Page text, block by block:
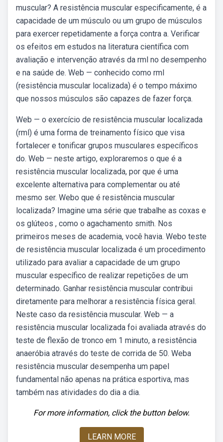
muscular? A resistência muscular especificamente, é a
capacidade de um músculo ou um grupo de músculos
para exercer repetidamente a força contra a. Verificar
os efeitos em estudos na literatura científica com
avaliação e intervenção através da rml no desempenho
e na saúde de. Web — conhecido como rml
(resistência muscular localizada) é o tempo máximo
que nossos músculos são capazes de fazer força.
Web — o exercício de resistência muscular localizada
(rml) é uma forma de treinamento físico que visa
fortalecer e tonificar grupos musculares específicos
do. Web — neste artigo, exploraremos o que é a
resistência muscular localizada, por que é uma
excelente alternativa para complementar ou até
mesmo ser. Webo que é resistência muscular
localizada? Imagine uma série que trabalhe as coxas e
os glúteos , como o agachamento smith. Nos
primeiros meses de academia, você havia. Webo teste
de resistência muscular localizada é um procedimento
utilizado para avaliar a capacidade de um grupo
muscular específico de realizar repetições de um
determinado. Ganhar resistência muscular contribui
diretamente para melhorar a resistência física geral.
Neste caso da resistência muscular. Web — a
resistência muscular localizada foi avaliada através do
teste de flexão de tronco em 1 minuto, a resistência
anaeróbia através do teste de corrida de 50. Weba
resistência muscular desempenha um papel
fundamental não apenas na prática esportiva, mas
também nas atividades do dia a dia.
For more information, click the button below.
LEARN MORE